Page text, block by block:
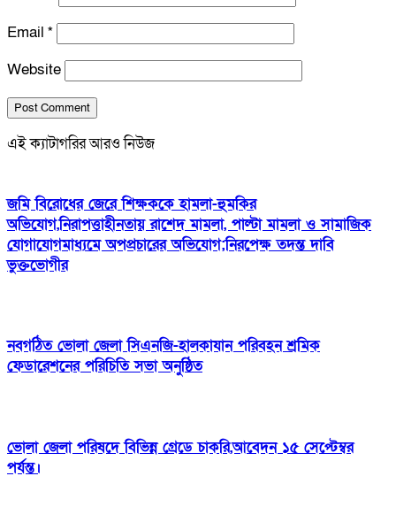
Email *
Website
এই ক্যাটাগরির আরও নিউজ
জমি বিরোধের জেরে শিক্ষককে হামলা-হুমকির
অভিযোগ,নিরাপত্তাহীনতায় রাশেদ মামলা, পাল্টা মামলা ও সামাজিক
যোগাযোগমাধ্যমে অপপ্রচারের অভিযোগ;নিরপেক্ষ তদন্ত দাবি
ভুক্তভোগীর
নবগঠিত ভোলা জেলা সিএনজি-হালকাযান পরিবহন শ্রমিক
ফেডারেশনের পরিচিতি সভা অনুষ্ঠিত
ভোলা জেলা পরিষদে বিভিন্ন গ্রেডে চাকরি,আবেদন ১৫ সেপ্টেম্বর
পর্যন্ত।